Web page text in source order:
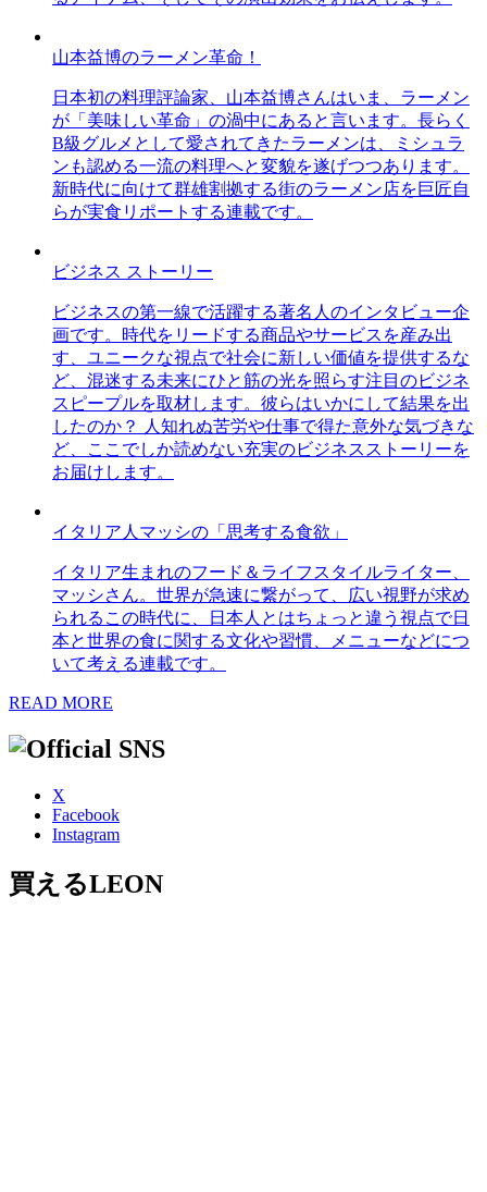
山本益博のラーメン革命！
日本初の料理評論家、山本益博さんはいま、ラーメン
が「美味しい革命」の渦中にあると言います。長らく
B級グルメとして愛されてきたラーメンは、ミシュラ
ンも認める一流の料理へと変貌を遂げつつあります。
新時代に向けて群雄割拠する街のラーメン店を巨匠自
らが実食リポートする連載です。
ビジネス ストーリー
ビジネスの第一線で活躍する著名人のインタビュー企
画です。時代をリードする商品やサービスを産み出
す、ユニークな視点で社会に新しい価値を提供するな
ど、混迷する未来にひと筋の光を照らす注目のビジネ
スピープルを取材します。彼らはいかにして結果を出
したのか？ 人知れぬ苦労や仕事で得た意外な気づきな
ど、ここでしか読めない充実のビジネスストーリーを
お届けします。
イタリア人マッシの「思考する食欲」
イタリア生まれのフード＆ライフスタイルライター、
マッシさん。世界が急速に繋がって、広い視野が求め
られるこの時代に、日本人とはちょっと違う視点で日
本と世界の食に関する文化や習慣、メニューなどにつ
いて考える連載です。
READ MORE
X
Facebook
Instagram
買えるLEON